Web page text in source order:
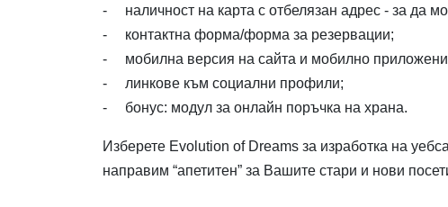
- наличност на карта с отбелязан адрес - за да
- контактна форма/форма за резервации;
- мобилна версия на сайта и мобилно
- линкове към социални профили;
- бонус: модул за онлайн поръчка на храна.
Изберете Evolution of Dreams за изработка на
направим “апетитен” за Вашите стари и нови